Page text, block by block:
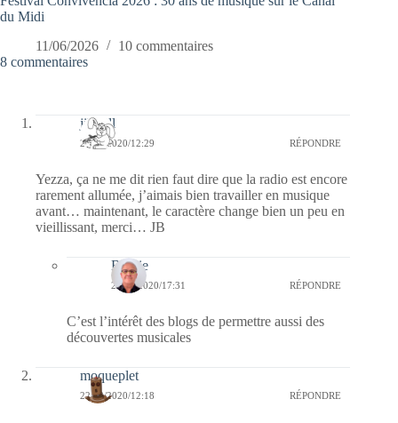
du Midi
11/06/2026
10 commentaires
8 commentaires
jill bill
22/03/2020/12:29 RÉPONDRE
Yezza, ça ne me dit rien faut dire que la radio est encore
rarement allumée, j’aimais bien travailler en musique
avant… maintenant, le caractère change bien un peu en
vieillissant, merci… JB
Bernie
22/03/2020/17:31 RÉPONDRE
C’est l’intérêt des blogs de permettre aussi des
découvertes musicales
moqueplet
22/03/2020/12:18 RÉPONDRE